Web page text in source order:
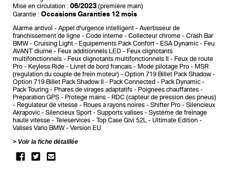
Mise en circulation : 06/2023 (première main)
Garantie : Occasions Garanties 12 mois
Alarme antivol Appel d'urgence intelligent
Avertisseur de
franchissement de ligne
Code interne Collecteur chrome
Crash Bar
BMW
Cruising Light Equipements Pack Confort ESA Dynamic
Feu
AVANT diurne
Feux additionnels LED
Feux clignotants
multifonctionnels
Feux clignotants multifonctionnels II
Feux de route
Pro
Keyless Ride Livret de bord francais Mode pilotage Pro
MSR
(regulation du couple de frein moteur)
Option 719 Billet Pack Shadow
Option 719 Billet Pack Shadow II
Pack Connected
Pack Dynamic
Pack Touring
Phares de virages adaptatifs
Poignees chauffantes
Preparation GPS
Protege mains
RDC (capteur de pression des pneus)
Regulateur de vitesse
Roues a rayons noires Shifter Pro
Silencieux
Akrapovic
Silencieux Sport Supports valises
Système de freinage
haute vitesse
Teleservices Top Case Givi 52L
Ultimate Edition
Valises Vario BMW
Version EU
Voir la fiche détaillée